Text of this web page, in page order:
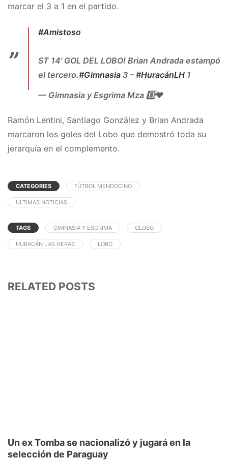
marcar el 3 a 1 en el partido.
#Amistoso
ST 14' GOL DEL LOBO! Brian Andrada estampó
el tercero.#Gimnasia 3 –#HuracánLH 1
— Gimnasia y Esgrima Mza 8️⃣♥️
Ramón Lentini, Santiago González y Brian Andrada
marcaron los goles del Lobo que demostró toda su
jerarquía en el complemento.
CATEGORIES FÚTBOL MENDOCINO
ÚLTIMAS NOTICIAS
TAGS GIMNASIA Y ESGRIMA GLOBO
HURACÁN LAS HERAS LOBO
RELATED POSTS
Un ex Tomba se nacionalizó y jugará en la
selección de Paraguay